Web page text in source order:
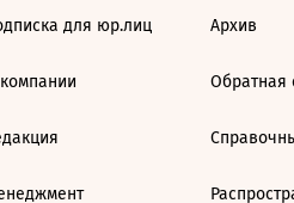
для юр.лиц Архив
Обратная